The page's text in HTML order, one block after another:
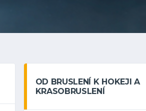
OD BRUSLENÍ K HOKEJI A
KRASOBRUSLENÍ